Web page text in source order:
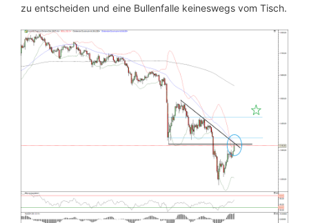
zu entscheiden und eine Bullenfalle keineswegs vom Tisch.